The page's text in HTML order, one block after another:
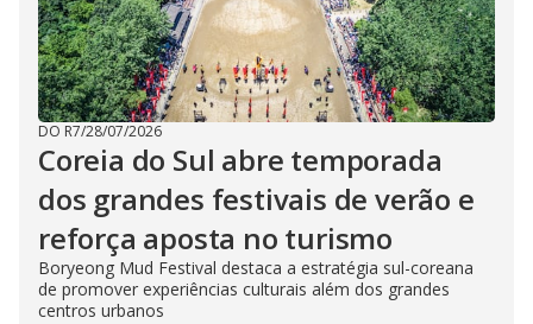
DO R7/28/07/2026
Coreia do Sul abre temporada
dos grandes festivais de verão e
reforça aposta no turismo
Boryeong Mud Festival destaca a estratégia sul-coreana
de promover experiências culturais além dos grandes
centros urbanos